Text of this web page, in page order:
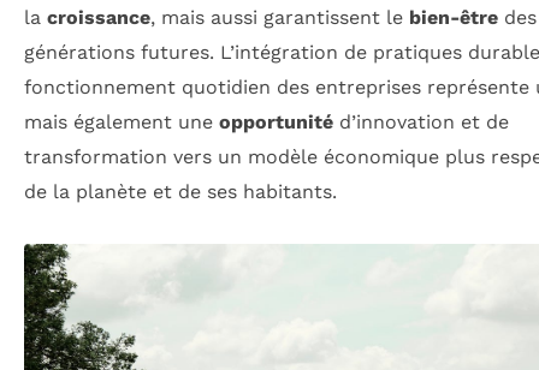
la croissance, mais aussi garantissent le bien-être des
générations futures. L’intégration de pratiques
fonctionnement quotidien des entreprises représente
mais également une opportunité d’innovation et de
transformation vers un modèle économique plus
de la planète et de ses habitants.